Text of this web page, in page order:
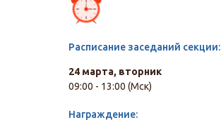
Расписание заседаний секции:
Награждение:
24 марта, вторник
09:00 - 13:00 (Мск)